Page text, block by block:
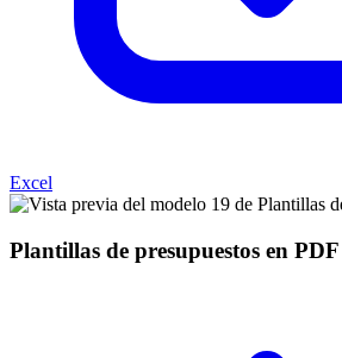
Excel
Plantillas de presupuestos en PDF